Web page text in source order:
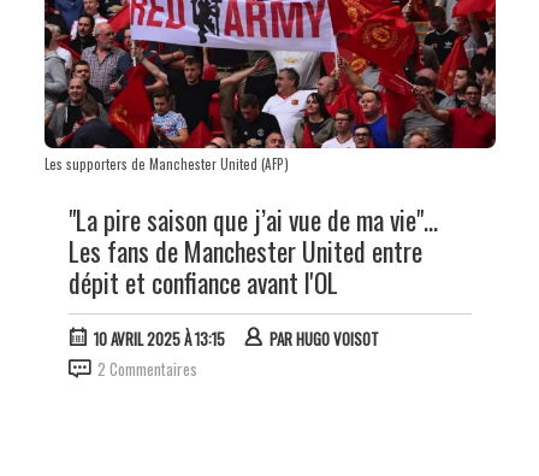
Les supporters de Manchester United (AFP)
"La pire saison que j’ai vue de ma vie"...
Les fans de Manchester United entre
dépit et confiance avant l'OL
10 AVRIL 2025 À 13:15 PARHUGO VOISOT
2 Commentaires